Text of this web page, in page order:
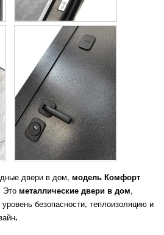
двери в дом, модель Комфорт
Это металлические двери в дом,
безопасности, теплоизоляцию и
.